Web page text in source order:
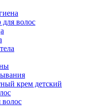
волос
крем детский